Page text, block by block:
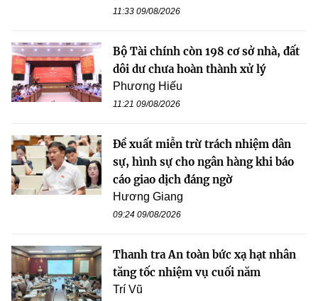
11:33 09/08/2026
Bộ Tài chính còn 198 cơ sở nhà, đất
dôi dư chưa hoàn thành xử lý
Phương Hiếu
11:21 09/08/2026
Đề xuất miễn trừ trách nhiệm dân
sự, hình sự cho ngân hàng khi báo
cáo giao dịch đáng ngờ
Hương Giang
09:24 09/08/2026
Thanh tra An toàn bức xạ hạt nhân
tăng tốc nhiệm vụ cuối năm
Trí Vũ